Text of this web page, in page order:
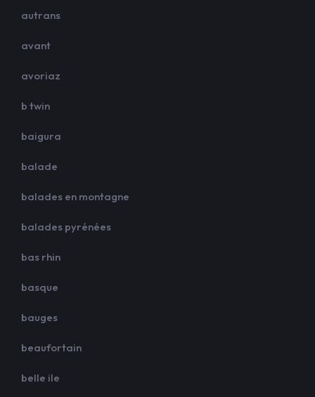
autrans
avant
avoriaz
b twin
baigura
balade
balades en montagne
balades pyrénées
bas rhin
basque
bauges
beaufortain
belle ile